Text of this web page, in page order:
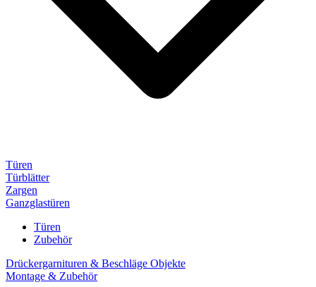
Türen
Türblätter
Zargen
Ganzglastüren
Türen
Zubehör
Drückergarnituren & Beschläge Objekte
Montage & Zubehör